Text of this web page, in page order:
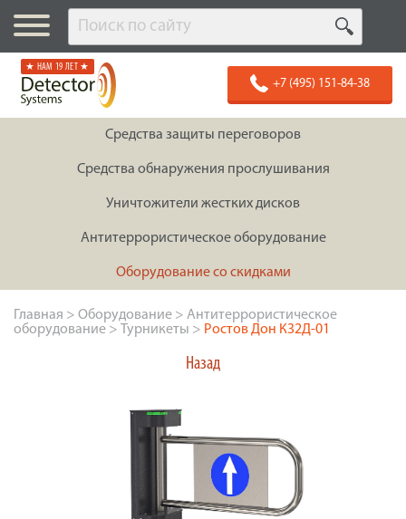
★ НАМ 19 ЛЕТ ★
+7 (495) 151-84-38
Средства защиты переговоров
Средства обнаружения прослушивания
Уничтожители жестких дисков
Антитеррористическое оборудование
Оборудование со скидками
Главная > Оборудование > Антитеррористическое
оборудование > Турникеты > Ростов Дон К32Д-01
Назад